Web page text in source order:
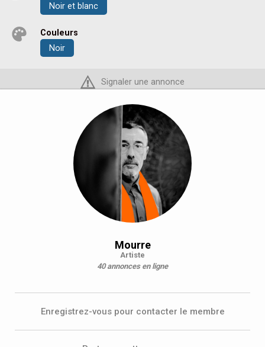
Noir et blanc
Couleurs
Noir
Signaler une annonce
Mourre
Artiste
40 annonces en ligne
Enregistrez-vous pour contacter le membre